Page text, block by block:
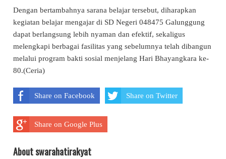
Dengan bertambahnya sarana belajar tersebut, diharapkan
kegiatan belajar mengajar di SD Negeri 048475 Galunggung
dapat berlangsung lebih nyaman dan efektif, sekaligus
melengkapi berbagai fasilitas yang sebelumnya telah dibangun
melalui program bakti sosial menjelang Hari Bhayangkara ke-
80.(Ceria)
Share on Facebook Share on Twitter
Share on Google Plus
About swarahatirakyat